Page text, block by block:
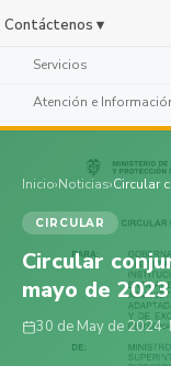
Contáctenos ▾
Servicios
Atención e
Inicio›Noticias›Circular
CIRCULAR
Circular
mayo de
30 de May de 2024